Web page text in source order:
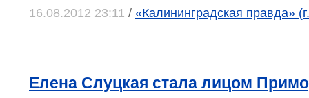
16.08.2012 23:11 / «Калининградская правда»
Елена Слуцкая стала лицом